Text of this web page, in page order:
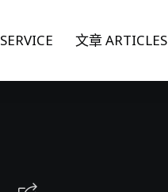
文章 ARTICLES
WORKS